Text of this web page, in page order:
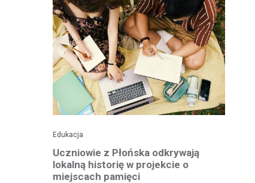
Edukacja
Uczniowie z Płońska odkrywają
lokalną historię w projekcie o
miejscach pamięci